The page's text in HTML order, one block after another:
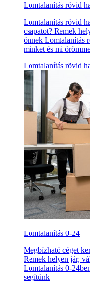
Lomtalanítás rövid
Lomtalanítás rövid
csapatot? Remek
önnek Lomtalanítás
minket és mi
Lomtalanítás rövid
Lomtalanítás 0-24
Megbízható céget
Remek helyen jár,
Lomtalanítás 0-
segítünk